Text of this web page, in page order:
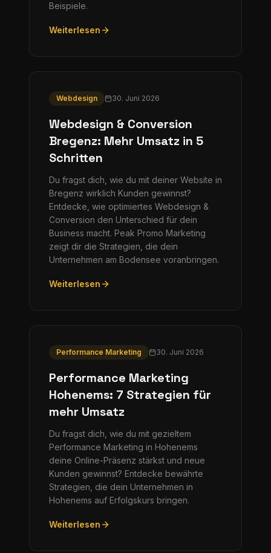
Beispiele.
Weiterlesen
Webdesign 30. Juni 2026
Webdesign & Conversion
Bregenz: Mehr Umsatz in 5
Schritten
Du fragst dich, wie du mit deiner Website in
Bregenz wirklich Kunden gewinnst?
Entdecke, wie optimiertes Webdesign &
Conversion den Unterschied für dein
Business macht. Peak Promo Marketing
zeigt dir die Strategien, die dein
Unternehmen am Bodensee voranbringen.
Weiterlesen
Performance Marketing 30. Juni 2026
Performance Marketing
Hohenems: 7 Strategien für
mehr Umsatz
Du fragst dich, wie du mit gezieltem
Performance Marketing in Hohenems
deine Online-Präsenz stärkst und neue
Kunden gewinnst? Entdecke bewährte
Strategien, die dein Unternehmen in
Hohenems auf Erfolgskurs bringen.
Weiterlesen